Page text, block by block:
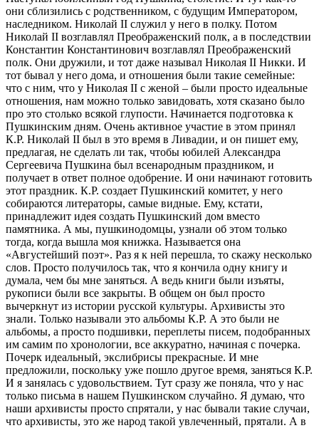
они сблизились с родственником, с будущим Императором,
наследником. Николай II служил у него в полку. Потом
Николай II возглавлял Преображенский полк, а в последствии
Константин Константинович возглавлял Преображенский
полк. Они дружили, и тот даже называл Николая II Никки. И
тот бывал у него дома, и отношения были такие семейные:
что с ним, что у Николая II с женой – были просто идеальные
отношения, нам можно только завидовать, хотя сказано было
про это столько всякой глупости. Начинается подготовка к
Пушкинским дням. Очень активное участие в этом принял
К.Р. Николай II был в это время в Ливадии, и он пишет ему,
предлагая, не сделать ли так, чтобы юбилей Александра
Сергеевича Пушкина был всенародным праздником, и
получает в ответ полное одобрение. И они начинают готовить
этот праздник. К.Р. создает Пушкинский комитет, у него
собираются литераторы, самые видные. Ему, кстати,
принадлежит идея создать Пушкинский дом вместо
памятника. А мы, пушкинодомцы, узнали об этом только
тогда, когда вышла моя книжка. Называется она
«Августейший поэт». Раз я к ней перешла, то скажу несколько
слов. Просто получилось так, что я кончила одну книгу и
думала, чем бы мне заняться. А ведь книги были изъяты,
рукописи были все закрыты. В общем он был просто
вычеркнут из истории русской культуры. Архивисты это
знали. Только называли это альбомы К.Р. А это были не
альбомы, а просто подшивки, переплеты писем, подобранных
им самим по хронологии, все аккуратно, начиная с почерка.
Почерк идеальный, экслибрисы прекрасные. И мне
предложили, поскольку уже пошло другое время, заняться К.Р.
И я занялась с удовольствием. Тут сразу же поняла, что у нас
только письма в нашем Пушкинском случайно. Я думаю, что
наши архивисты просто спрятали, у нас бывали такие случаи,
что архивисты, это же народ такой увлеченный, прятали. А в